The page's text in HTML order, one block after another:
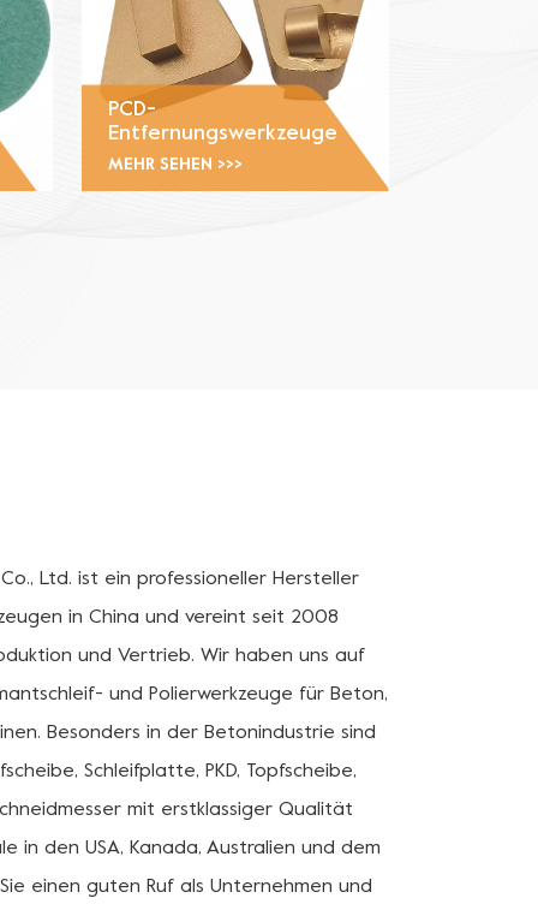
PCD-
Entfernungswerkzeuge
MEHR SEHEN >>>
Ltd. ist ein professioneller Hersteller
in China und vereint seit 2008
und Vertrieb. Wir haben uns auf
und Polierwerkzeuge für Beton,
Besonders in der Betonindustrie sind
Schleifplatte, PKD, Topfscheibe,
mit erstklassiger Qualität
in den USA, Kanada, Australien und dem
einen guten Ruf als Unternehmen und